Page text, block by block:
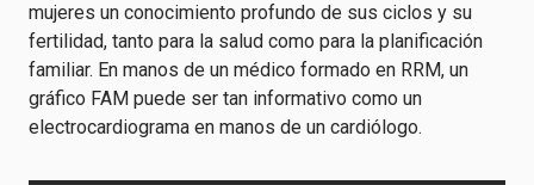
mujeres un conocimiento profundo de sus ciclos y su
fertilidad, tanto para la salud como para la planificación
familiar. En manos de un médico formado en RRM, un
gráfico FAM puede ser tan informativo como un
electrocardiograma en manos de un cardiólogo.